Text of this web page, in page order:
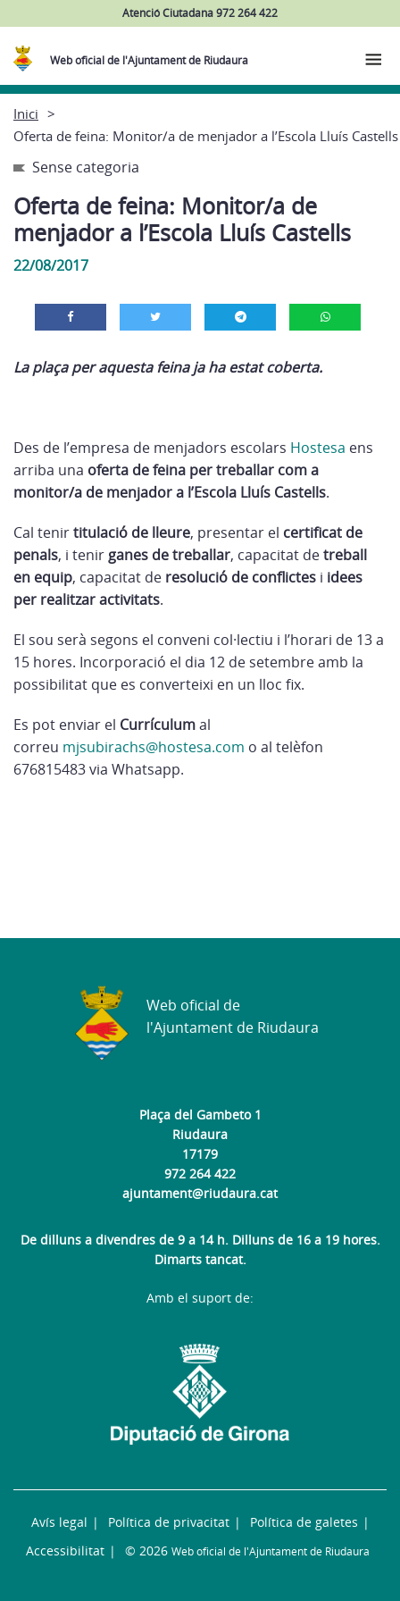
Atenció Ciutadana 972 264 422
Web oficial de l'Ajuntament de Riudaura
Inici
Oferta de feina: Monitor/a de menjador a l’Escola Lluís Castells
Sense categoria
Oferta de feina: Monitor/a de
menjador a l’Escola Lluís Castells
22/08/2017
La plaça per aquesta feina ja ha estat coberta.
Des de l’empresa de menjadors escolars Hostesa ens
arriba una oferta de feina per treballar com a
monitor/a de menjador a l’Escola Lluís Castells.
Cal tenirtitulació de lleure, presentar el certificat de
penals, i tenir ganes de treballar, capacitat detreball
en equip, capacitat de resolució de conflictes i idees
per realitzar activitats.
El sou serà segons el conveni col·lectiu i l’horari de 13 a
15 hores. Incorporació el dia 12 de setembre amb la
possibilitat que es converteixi en un lloc fix.
Es pot enviar el Currículumal
correu mjsubirachs@hostesa.com o al telèfon
676815483 via Whatsapp.
Plaça del Gambeto 1
Riudaura
17179
972 264 422
ajuntament@riudaura.cat
De dilluns a divendres de 9 a 14 h. Dilluns de 16 a 19 hores.
Dimarts tancat.
Web oficial de
l'Ajuntament de Riudaura
Avís legal Política de privacitat
Política de galetes
Accessibilitat
© 2026 Web oficial de l'Ajuntament de Riudaura
Amb el suport de: